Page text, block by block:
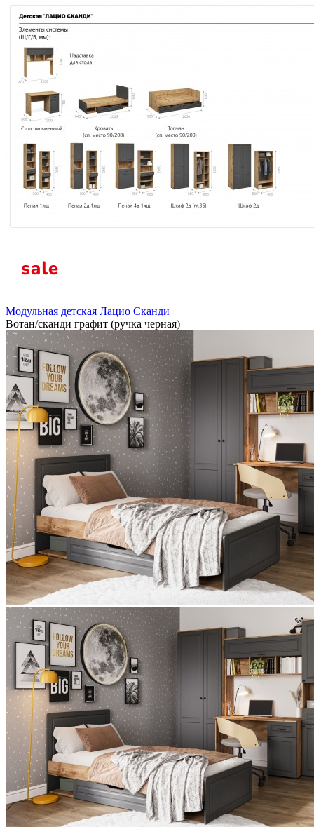
Модульная детская Лацио Сканди
Вотан/сканди графит (ручка черная)